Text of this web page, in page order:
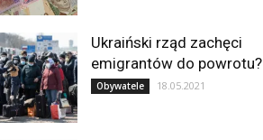
Ukraiński rząd zachęci
emigrantów do powrotu?
Obywatele 18.05.2021